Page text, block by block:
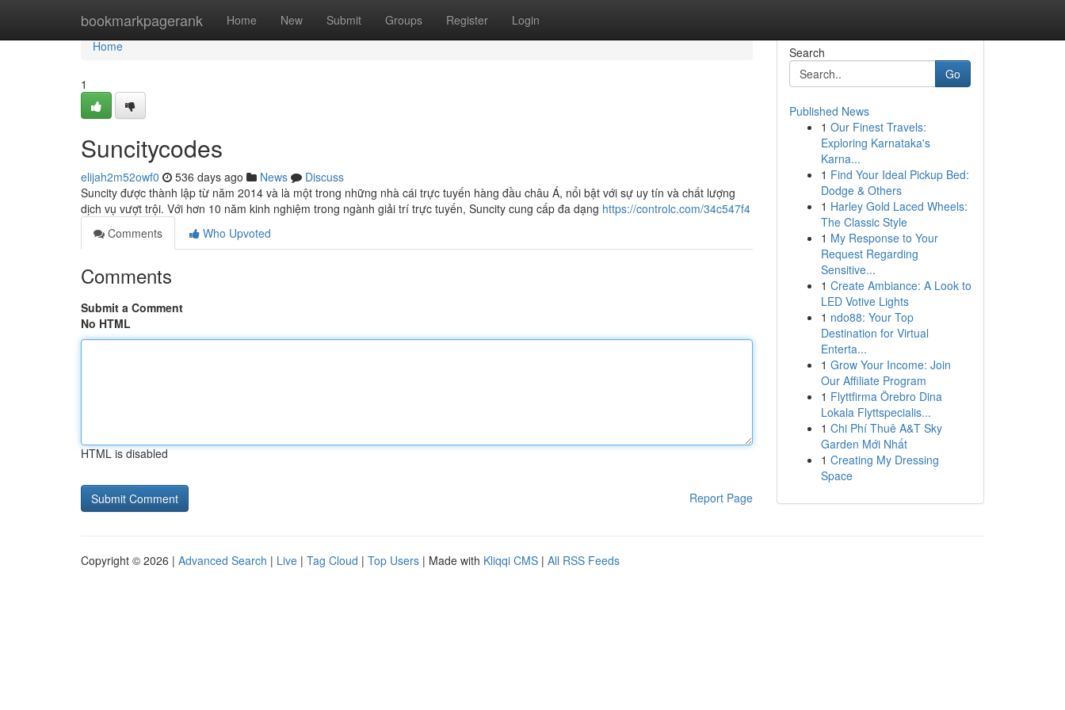
bookmarkpagerank Home New Submit Groups Register Login
Home
Home
1
Suncitycodes
elijah2m52owf0 536 days ago News
Discuss
Suncity được thành lập từ năm 2014 và là một trong những nhà cái trực tuyến hàng đầu châu Á, nổi bật với sự uy tín và chất lượng
dịch vụ vượt trội. Với hơn 10 năm kinh nghiệm trong ngành giải trí trực tuyến, Suncity cung cấp đa dạng https://controlc.com/34c547f4
Comments
Who Upvoted
Comments
Submit a Comment
No HTML
HTML is disabled
Report Page
Search
Go
Published News
1 Our Finest Travels:
Exploring Karnataka's
Karna...
1 Find Your Ideal Pickup Bed:
Dodge & Others
1 Harley Gold Laced Wheels:
The Classic Style
1 My Response to Your
Request Regarding
Sensitive...
1 Create Ambiance: A Look to
LED Votive Lights
1 ndo88: Your Top
Destination for Virtual
Enterta...
1 Grow Your Income: Join
Our Affiliate Program
1 Flyttfirma Örebro Dina
Lokala Flyttspecialis...
1 Chi Phí Thuê A&T Sky
Garden Mới Nhất
1 Creating My Dressing
Space
Copyright © 2026 | Advanced Search | Live | Tag Cloud | Top Users | Made with Kliqqi CMS | All RSS Feeds